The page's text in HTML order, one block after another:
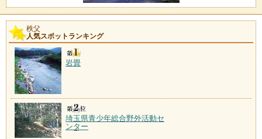
秩父
人気スポットランキング
岩畳
埼玉県青少年総合野外活動セ
ンター